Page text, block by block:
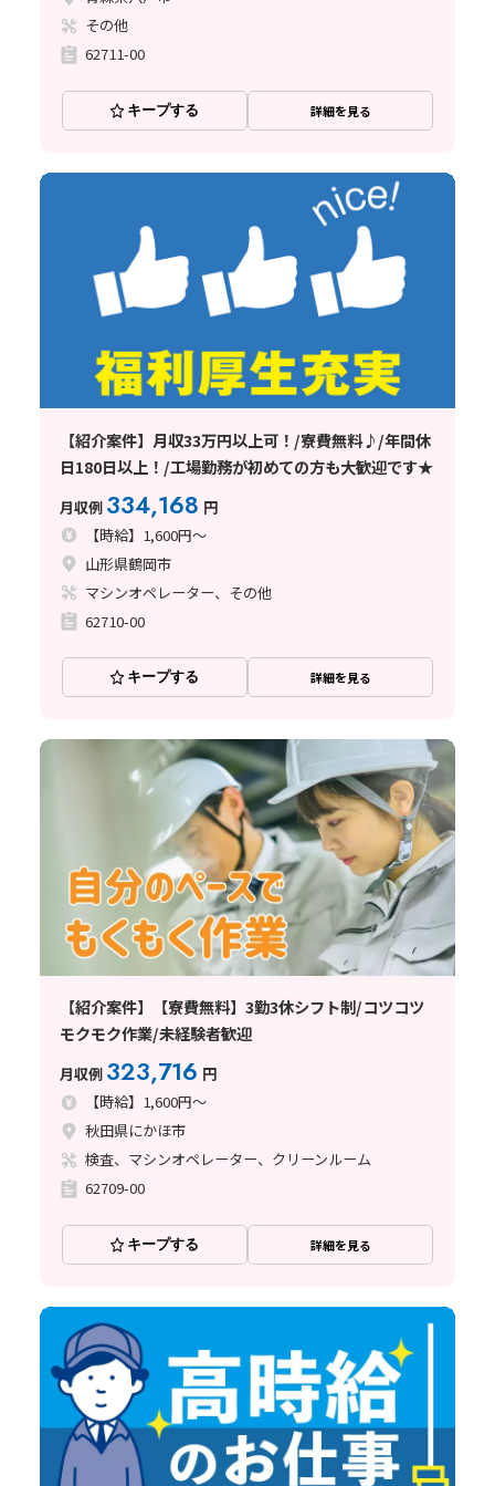
その他
62711-00
キープする 詳細を見る
【紹介案件】月収33万円以上可！/寮費無料♪/年間休
日180日以上！/工場勤務が初めての方も大歓迎です★
月収例 334,168 円
【時給】1,600円～
山形県鶴岡市
マシンオペレーター、その他
62710-00
キープする 詳細を見る
【紹介案件】【寮費無料】3勤3休シフト制/コツコツ
モクモク作業/未経験者歓迎
月収例 323,716 円
【時給】1,600円～
秋田県にかほ市
検査、マシンオペレーター、クリーンルーム
62709-00
キープする 詳細を見る